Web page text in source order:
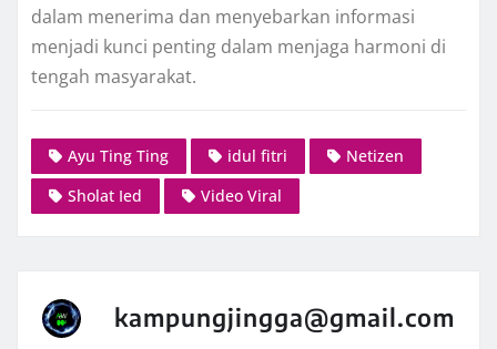
dalam menerima dan menyebarkan informasi
menjadi kunci penting dalam menjaga harmoni di
tengah masyarakat.
Ayu Ting Ting idul fitri
Netizen
Sholat Ied
Video Viral
kampungjingga@gmail.com